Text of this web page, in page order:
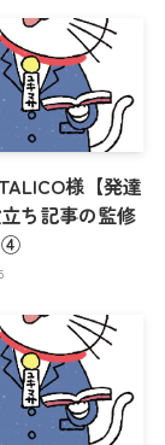
様【発達
ち記事の監修
④